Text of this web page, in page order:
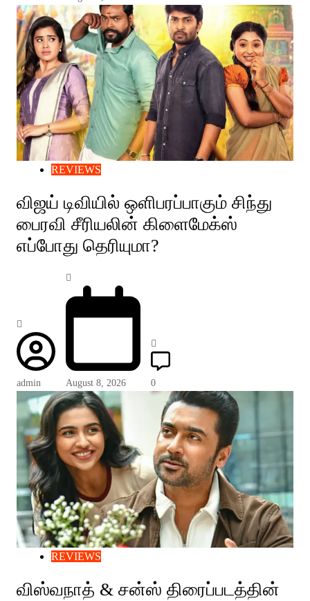
REVIEWS
விஜய் டிவியில் ஒளிபரப்பாகும் சிந்து
பைரவி சீரியலின் கிளைமேக்ஸ்
எப்போது தெரியுமா?
admin August 8, 2026 0
REVIEWS
விஸ்வநாத் & சன்ஸ் திரைப்படத்தின்